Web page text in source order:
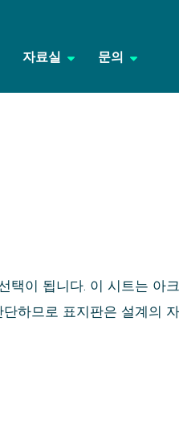
자료실 문의
이 됩니다. 이 시트는 아
하므로 표지판은 설계의